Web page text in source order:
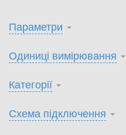
Параметри
Одиниці вимірювання
Категорії
Схема підключення